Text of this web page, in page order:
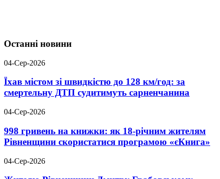
Останні новини
04-Сер-2026
Їхав містом зі швидкістю до 128 км/год: за
смертельну ДТП судитимуть сарненчанина
04-Сер-2026
998 гривень на книжки: як 18-річним жителям
Рівненщини скористатися програмою «єКнига»
04-Сер-2026